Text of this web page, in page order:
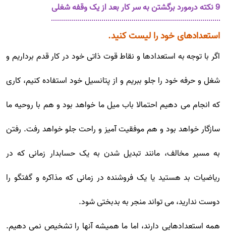
9 نکته درمورد برگشتن به سر کار بعد از یک وقفه شغلی
استعدادهای خود را لیست کنید.
اگر با توجه به استعدادها و نقاط قوت ذاتی خود در کار قدم برداریم و
شغل و حرفه خود را جلو ببریم و از پتانسیل خود استفاده کنیم، کاری
که انجام می دهیم احتمالا باب میل ما خواهد بود و هم با روحیه ما
سازگار خواهد بود و هم موفقیت آمیز و راحت جلو خواهد رفت. رفتن
به مسیر مخالف، مانند تبدیل شدن به یک حسابدار زمانی که در
ریاضیات بد هستید یا یک فروشنده در زمانی که مذاکره و گفتگو را
دوست ندارید، می تواند منجر به بدبختی شود.
همه استعدادهایی دارند، اما ما همیشه آنها را تشخیص نمی دهیم.